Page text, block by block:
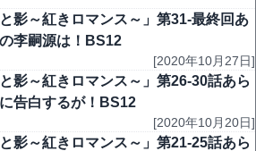
影～紅きロマンス～」第31-最終回あ
李嗣源は！BS12
[2020年10月27日]
影～紅きロマンス～」第26-30話あら
告白するが！BS12
[2020年10月20日]
影～紅きロマンス～」第21-25話あら